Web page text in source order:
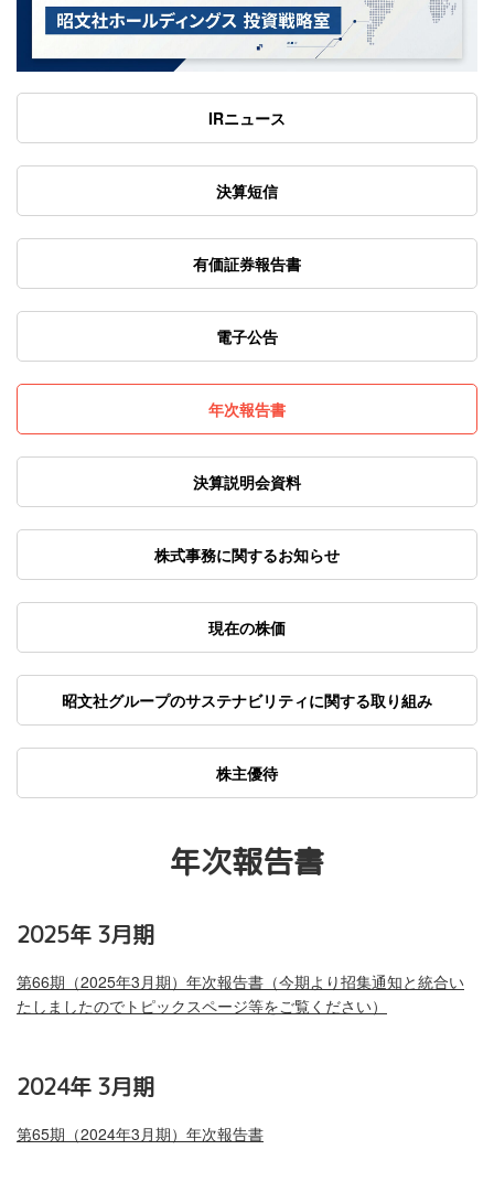
IRニュース
決算短信
有価証券報告書
電子公告
年次報告書
決算説明会資料
株式事務に関するお知らせ
現在の株価
昭文社グループのサステナビリティに関する取り組み
株主優待
年次報告書
2025年 3月期
第66期（2025年3月期）年次報告書（今期より招集通知と統合い
たしましたのでトピックスページ等をご覧ください）
2024年 3月期
第65期（2024年3月期）年次報告書